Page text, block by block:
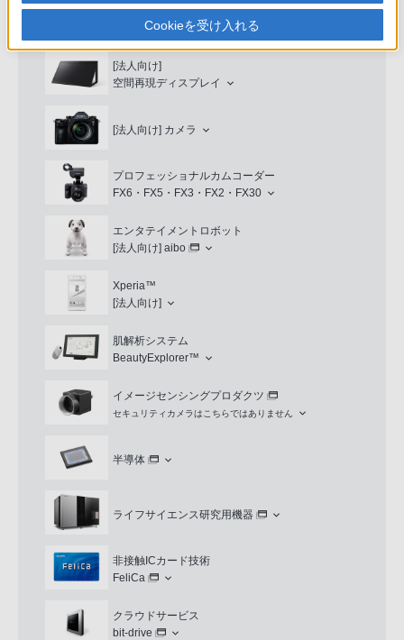
業務用ディスプレイ・テレビ
[法人向け]ブラビア
[法人向け]
空間再現ディスプレイ
[法人向け] カメラ
プロフェッショナルカムコーダー
FX6・FX5・FX3・FX2・FX30
エンタテイメントロボット
[法人向け] aibo
Xperia™
[法人向け]
肌解析システム
BeautyExplorer™
イメージセンシングプロダクツ
セキュリティカメラはこちらではありません
半導体
ライフサイエンス研究用機器
非接触ICカード技術
FeliCa
クラウドサービス
bit-drive
Cookieを受け入れる